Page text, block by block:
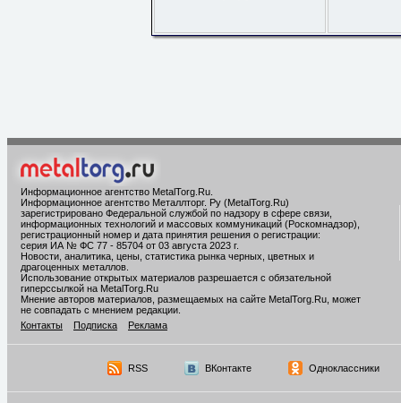
Информационное агентство MetalTorg.Ru
Информационное агентство Металлторг. Ру (MetalTorg.Ru)
зарегистрировано Федеральной службой по надзору в сфере связи,
информационных технологий и массовых коммуникаций (Роскомнадзор),
регистрационный номер и дата принятия решения о регистрации:
серия ИА № ФС 77 - 85704 от 03 августа 2023 г.
Новости, аналитика, цены, статистика рынка черных, цветных и
драгоценных металлов.
Использование открытых материалов разрешается с обязательной
гиперссылкой на MetalTorg.Ru
Мнение авторов материалов, размещаемых на сайте MetalTorg.Ru, может
не совпадать с мнением редакции.
Контакты
Подписка Реклама
RSS ВКонтакте Одноклассники